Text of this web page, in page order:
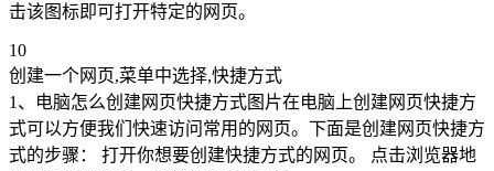
击该图标即可打开特定的网页。
10
创建一个网页,菜单中选择,快捷方式
1、电脑怎么创建网页快捷方式图片在电脑上创建网页快捷方
式可以方便我们快速访问常用的网页。下面是创建网页快捷方
式的步骤： 打开你想要创建快捷方式的网页。 点击浏览器地